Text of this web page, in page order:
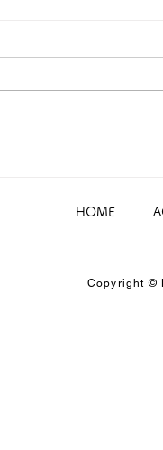
HOME
Copyright ©